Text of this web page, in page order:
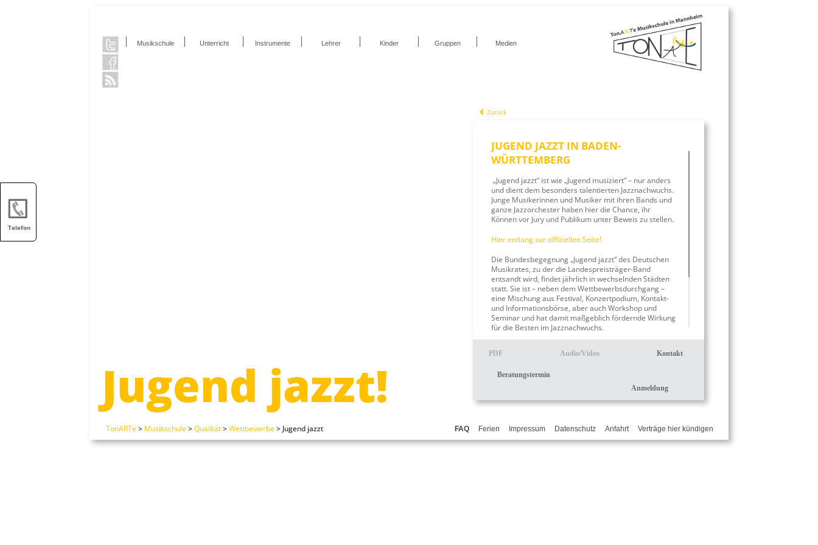
Telefon
Musikschule Unterricht Instrumente Lehrer Kinder Gruppen Medien
Zurück
Jugend jazzt!
JUGEND JAZZT IN BADEN-
WÜRTTEMBERG
„Jugend jazzt“ ist wie „Jugend musiziert“ – nur anders
und dient dem besonders talentierten Jazznachwuchs.
Junge Musikerinnen und Musiker mit ihren Bands und
ganze Jazzorchester haben hier die Chance, ihr
Können vor Jury und Publikum unter Beweis zu stellen.
Hier entlang zur offiziellen Seite!
Die Bundesbegegnung „Jugend jazzt“ des Deutschen
Musikrates, zu der die Landespreisträger-Band
entsandt wird, findet jährlich in wechselnden Städten
statt. Sie ist – neben dem Wettbewerbsdurchgang –
eine Mischung aus Festival, Konzertpodium, Kontakt-
und Informationsbörse, aber auch Workshop und
Seminar und hat damit maßgeblich fördernde Wirkung
für die Besten im Jazznachwuchs.
heißt die Bundesbegegnung in den „geraden“ Jahren;
Ensembles, Combos und Bands offen.
PDF Audio/Video Kontakt
Beratungstermin
Anmeldung
FAQ Ferien Impressum Datenschutz Anfahrt Verträge hier kündigen
TonARTe> Musikschule>Qualität>Wettbewerbe> Jugend jazzt